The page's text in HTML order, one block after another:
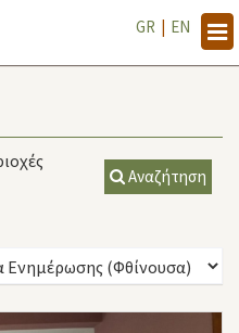
GR | EN
Αναζήτηση